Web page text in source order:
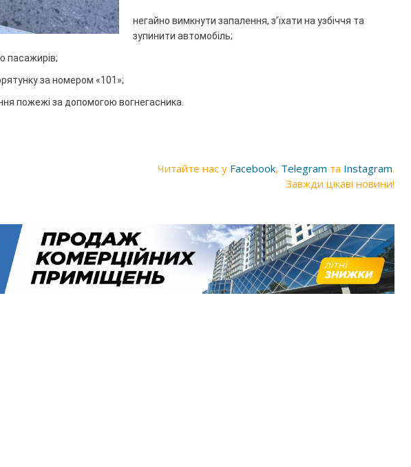
негайно вимкнути запалення, з’їхати на узбіччя та
зупинити автомобіль;
пасажирів;
за номером «101»;
пожежі за допомогою вогнегасника.
Читайте нас у Facebook, Telegram та Instagram.
Завжди цікаві новини!